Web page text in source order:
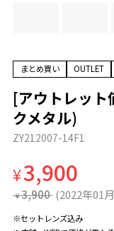
まとめ買い OUTLET
[アウトレット
クメタル)
ZY212007-14F1
¥3,900
¥ 3,900 (2022年01
※セットレンズ込み